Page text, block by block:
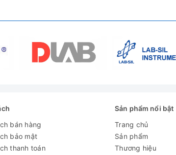
bán hàng
bảo mật
thanh toán
Sản phẩm nổi bật
Trang chủ
Sản phẩm
Thương hiệu